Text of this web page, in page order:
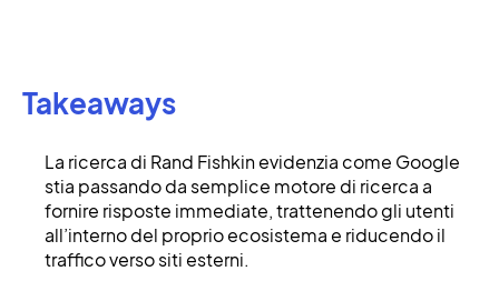
Takeaways
La ricerca di Rand Fishkin evidenzia come Google
stia passando da semplice motore di ricerca a
fornire risposte immediate, trattenendo gli utenti
all’interno del proprio ecosistema e riducendo il
traffico verso siti esterni.